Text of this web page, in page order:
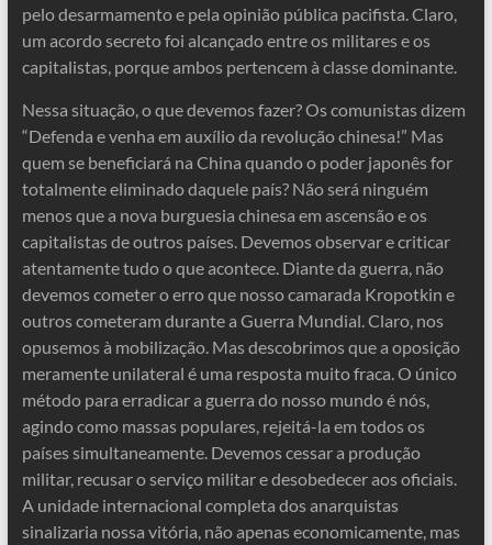
pelo desarmamento e pela opinião pública pacifista. Claro,
um acordo secreto foi alcançado entre os militares e os
capitalistas, porque ambos pertencem à classe dominante.
Nessa situação, o que devemos fazer? Os comunistas dizem
“Defenda e venha em auxílio da revolução chinesa!” Mas
quem se beneficiará na China quando o poder japonês for
totalmente eliminado daquele país? Não será ninguém
menos que a nova burguesia chinesa em ascensão e os
capitalistas de outros países. Devemos observar e criticar
atentamente tudo o que acontece. Diante da guerra, não
devemos cometer o erro que nosso camarada Kropotkin e
outros cometeram durante a Guerra Mundial. Claro, nos
opusemos à mobilização. Mas descobrimos que a oposição
meramente unilateral é uma resposta muito fraca. O único
método para erradicar a guerra do nosso mundo é nós,
agindo como massas populares, rejeitá-la em todos os
países simultaneamente. Devemos cessar a produção
militar, recusar o serviço militar e desobedecer aos oficiais.
A unidade internacional completa dos anarquistas
sinalizaria nossa vitória, não apenas economicamente, mas